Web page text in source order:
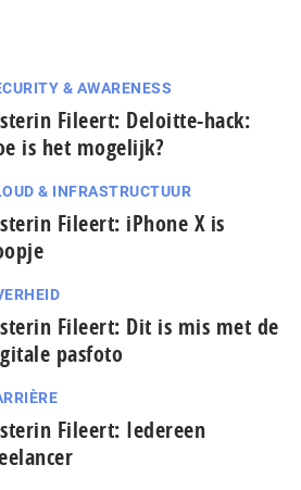
& AWARENESS
Fileert: Deloitte-hack:
is het mogelijk?
& INFRASTRUCTUUR
Fileert: iPhone X is
Fileert: Dit is mis met de
pasfoto
Fileert: Iedereen